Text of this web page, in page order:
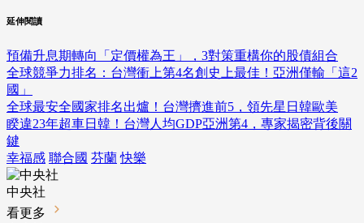
延伸閱讀
預備升息期轉向「定價權為王」，3對策重構你的股債組合
全球競爭力排名：台灣衝上第4名創史上最佳！亞洲僅輸「這2
國」
全球最安全國家排名出爐！台灣擠進前5，領先星日韓歐美
睽違23年超車日韓！台灣人均GDP亞洲第4，專家揭密背後關
鍵
幸福感 聯合國 芬蘭 快樂
中央社
看更多